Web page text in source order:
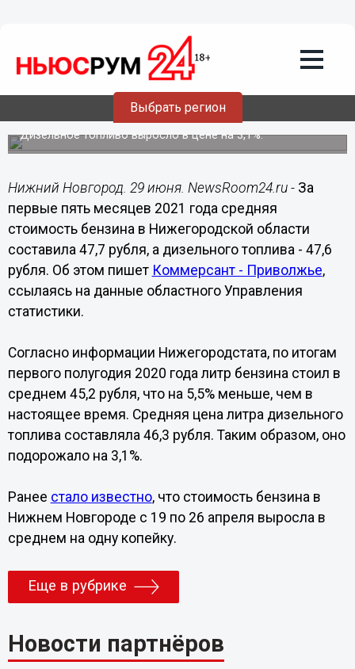
Выбрать регион
29.06.202122:19
Бензин подорожал в Нижегородской
области на 5,5% с начала 2021 года
Дизельное топливо выросло в цене на 3,1%.
Нижний Новгород. 29 июня. NewsRoom24.ru - За
первые пять месяцев 2021 года средняя
стоимость бензина в Нижегородской области
составила 47,7 рубля, а дизельного топлива - 47,6
рубля. Об этом пишет Коммерсант - Приволжье,
ссылаясь на данные областного Управления
статистики.
Согласно информации Нижегородстата, по итогам
первого полугодия 2020 года литр бензина стоил в
среднем 45,2 рубля, что на 5,5% меньше, чем в
настоящее время. Средняя цена литра дизельного
топлива составляла 46,3 рубля. Таким образом, оно
подорожало на 3,1%.
Ранее стало известно, что стоимость бензина в
Нижнем Новгороде с 19 по 26 апреля выросла в
среднем на одну копейку.
Еще в рубрике
Новости партнёров